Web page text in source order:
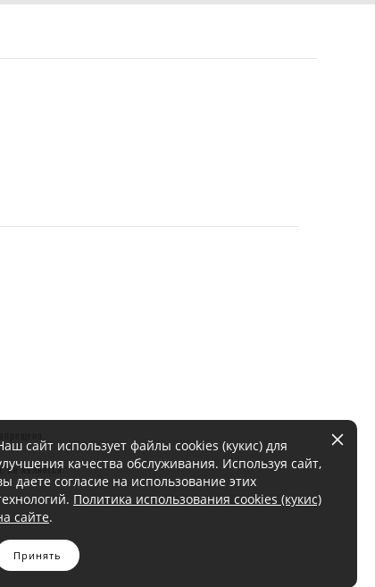
не является
сайт использует файлы cookies (кукис) для
качества обслуживания. Используя сайт,
даете согласие на использование этих
Политика использования cookies (кукис)
сайте.
Принять